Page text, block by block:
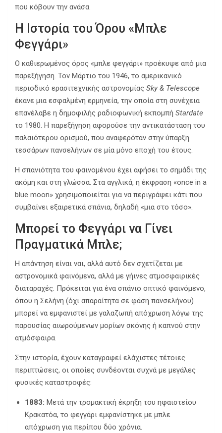
που κόβουν την ανάσα.
Η Ιστορία του Όρου «Μπλε
Φεγγάρι»
Ο καθιερωμένος όρος «μπλε φεγγάρι» προέκυψε από μια
παρεξήγηση. Τον Μάρτιο του 1946, το αμερικανικό
περιοδικό ερασιτεχνικής αστρονομίας Sky & Telescope
έκανε μια εσφαλμένη ερμηνεία, την οποία στη συνέχεια
επανέλαβε η δημοφιλής ραδιοφωνική εκπομπή Stardate
το 1980. Η παρεξήγηση αφορούσε την αντικατάσταση του
παλαιότερου ορισμού, που αναφερόταν στην ύπαρξη
τεσσάρων πανσελήνων σε μία μόνο εποχή του έτους.
Η σπανιότητα του φαινομένου έχει αφήσει το σημάδι της
ακόμη και στη γλώσσα. Στα αγγλικά, η έκφραση «once in a
blue moon» χρησιμοποιείται για να περιγράψει κάτι που
συμβαίνει εξαιρετικά σπάνια, δηλαδή «μια στο τόσο».
Μπορεί το Φεγγάρι να Γίνει
Πραγματικά Μπλε;
Η απάντηση είναι ναι, αλλά αυτό δεν σχετίζεται με
αστρονομικά φαινόμενα, αλλά με γήινες ατμοσφαιρικές
διαταραχές. Πρόκειται για ένα σπάνιο οπτικό φαινόμενο,
όπου η Σελήνη (όχι απαραίτητα σε φάση πανσελήνου)
μπορεί να εμφανιστεί με γαλαζωπή απόχρωση λόγω της
παρουσίας αιωρούμενων μορίων σκόνης ή καπνού στην
ατμόσφαιρα.
Στην ιστορία, έχουν καταγραφεί ελάχιστες τέτοιες
περιπτώσεις, οι οποίες συνδέονται συχνά με μεγάλες
φυσικές καταστροφές:
1883: Μετά την τρομακτική έκρηξη του ηφαιστείου
Κρακατόα, το φεγγάρι εμφανίστηκε με μπλε
απόχρωση για περίπου δύο χρόνια.